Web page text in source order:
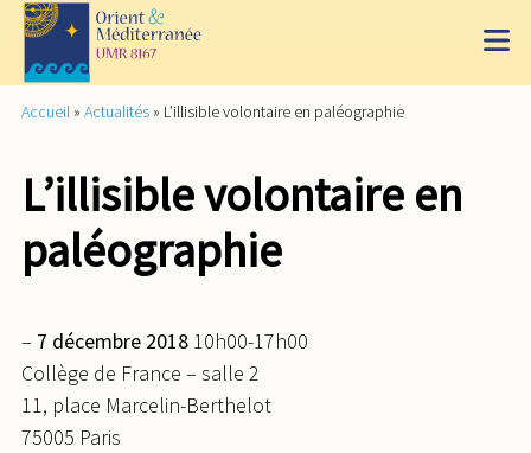
Accueil » Actualités » L’illisible volontaire en paléographie
L’illisible volontaire en
paléographie
– 7 décembre 2018 10h00-17h00
Collège de France – salle 2
11, place Marcelin-Berthelot
75005 Paris